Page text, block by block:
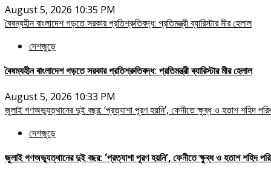
August 5, 2026 10:35 PM
বৈষম্যহীন বাংলাদেশ গড়তে সরকার প্রতিশ্রুতিবদ্ধ: প্রতিমন্ত্রী ব্যারিস্টার মীর হেলাল
দেশজুড়ে
বৈষম্যহীন বাংলাদেশ গড়তে সরকার প্রতিশ্রুতিবদ্ধ: প্রতিমন্ত্রী ব্যারিস্টার মীর হেলাল
August 5, 2026 10:33 PM
জুলাই গণঅভ্যুত্থানের দুই বছর: ‘প্রত্যাশা পূরণ হয়নি’, ফেনীতে ক্ষুব্ধ ও হতাশ শহিদ
দেশজুড়ে
জুলাই গণঅভ্যুত্থানের দুই বছর: ‘প্রত্যাশা পূরণ হয়নি’, ফেনীতে ক্ষুব্ধ ও হতাশ শহিদ